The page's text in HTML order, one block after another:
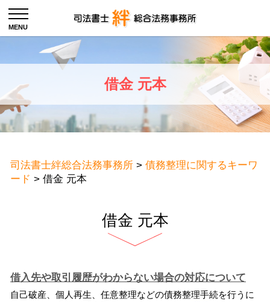
借金 元本
司法書士絆総合法務事務所 > 債務整理に関するキーワ
ード > 借金 元本
借金 元本
借入先や取引履歴がわからない場合の対応について
自己破産、個人再生、任意整理などの債務整理手続を行うに